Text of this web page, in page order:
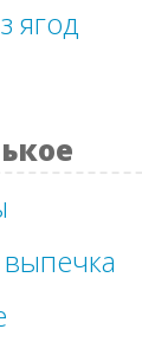
ягод